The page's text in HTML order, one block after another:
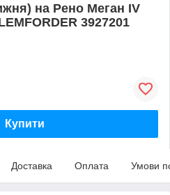
на Рено Меган IV
3927201
Купити
Доставка Оплата Умови